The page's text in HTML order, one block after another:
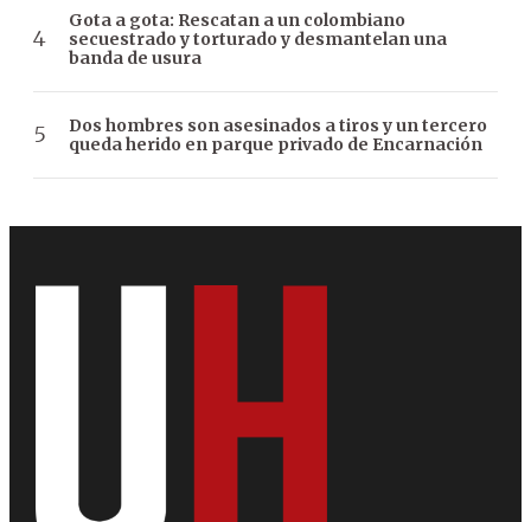
Gota a gota: Rescatan a un colombiano
secuestrado y torturado y desmantelan una
banda de usura
Dos hombres son asesinados a tiros y un tercero
queda herido en parque privado de Encarnación